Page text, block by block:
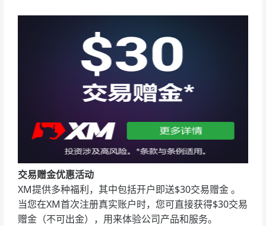
交易赠金优惠活动
XM提供多种福利，其中包括开户即送$30交易赠金 。
当您在XM首次注册真实账户时，您可直接获得$30交易
赠金（不可出金），用来体验公司产品和服务。